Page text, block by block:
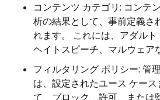
コンテンツ カテゴリ: コンテ
析の結果として、事前定義さ
れます。 これには、アダルト
ヘイトスピーチ、マルウェア
フィルタリング ポリシー: 管
は、設定されたユース ケー